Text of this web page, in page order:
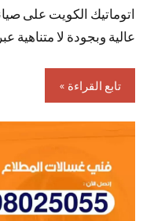
اتوماتيك الكويت على
عالية وبجودة لا
تابع القراءة